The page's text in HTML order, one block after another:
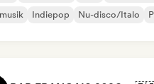
Indiepop Nu-disco/Italo